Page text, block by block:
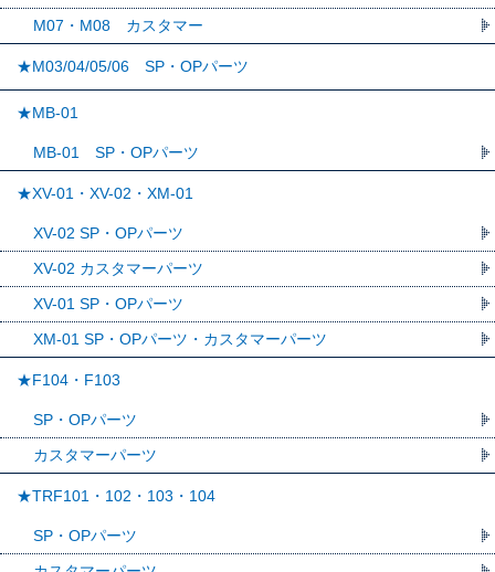
M07・M08 カスタマー
★M03/04/05/06 SP・OPパーツ
★MB-01
MB-01 SP・OPパーツ
★XV-01・XV-02・XM-01
XV-02 SP・OPパーツ
XV-02 カスタマーパーツ
XV-01 SP・OPパーツ
XM-01 SP・OPパーツ・カスタマーパーツ
★F104・F103
SP・OPパーツ
カスタマーパーツ
★TRF101・102・103・104
SP・OPパーツ